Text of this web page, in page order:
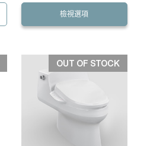
檢視選項
OUT OF STOCK